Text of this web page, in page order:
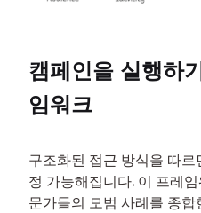
캠페인을 실행하
임워크
구조화된 접근 방식을 따
정 가능해집니다. 이 프레
문가들의 모범 사례를 종합